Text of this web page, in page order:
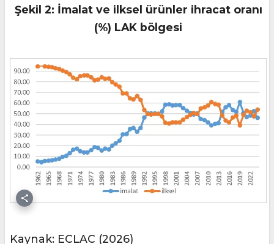
Şekil 2: İmalat ve ilksel ürünler ihracat oranı
(%) LAK bölgesi
Kaynak: ECLAC (2026)